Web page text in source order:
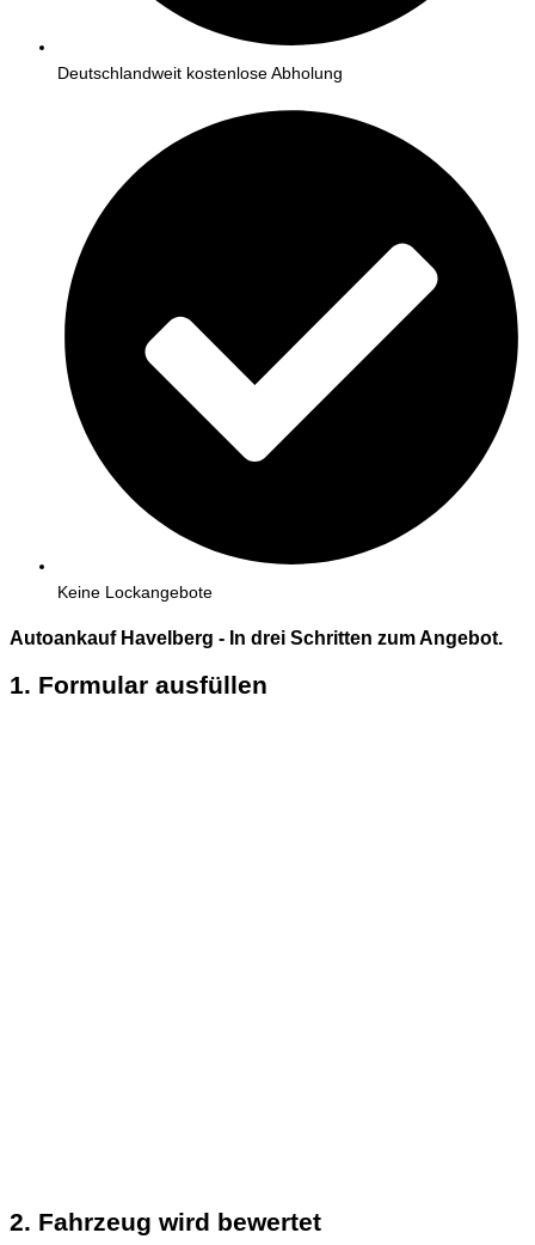
Deutschlandweit kostenlose Abholung
Keine Lockangebote
Autoankauf Havelberg - In drei Schritten zum Angebot.
1. Formular ausfüllen
2. Fahrzeug wird bewertet